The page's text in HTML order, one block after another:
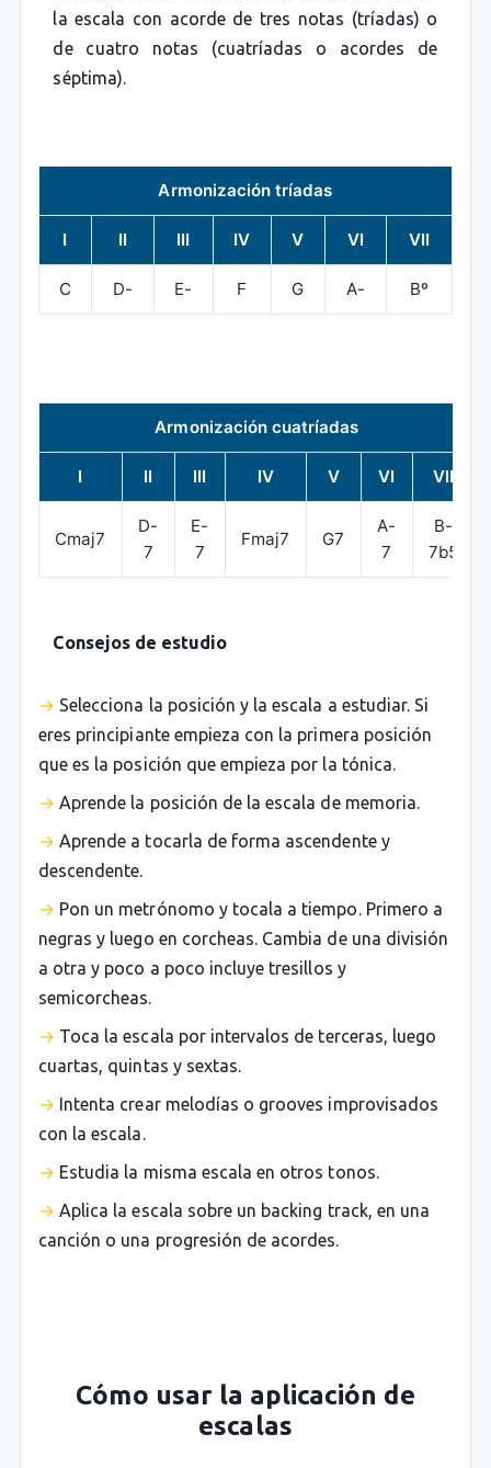
la escala con acorde de tres notas (tríadas) o
de cuatro notas (cuatríadas o acordes de
séptima).
Armonización tríadas
I II III IV V VI VII
C D- E- F G A- Bº
Armonización cuatríadas
I II III IV V VI VII
Cmaj7
D-
7
E-
7
Fmaj7 G7
A-
7
B-
7b5
Consejos de estudio
Selecciona la posición y la escala a estudiar. Si
eres principiante empieza con la primera posición
que es la posición que empieza por la tónica.
Aprende la posición de la escala de memoria.
Aprende a tocarla de forma ascendente y
descendente.
Pon un metrónomo y tocala a tiempo. Primero a
negras y luego en corcheas. Cambia de una división
a otra y poco a poco incluye tresillos y
semicorcheas.
Toca la escala por intervalos de terceras, luego
cuartas, quintas y sextas.
Intenta crear melodías o grooves improvisados
con la escala.
Estudia la misma escala en otros tonos.
Aplica la escala sobre un backing track, en una
canción o una progresión de acordes.
Cómo usar la aplicación de
escalas